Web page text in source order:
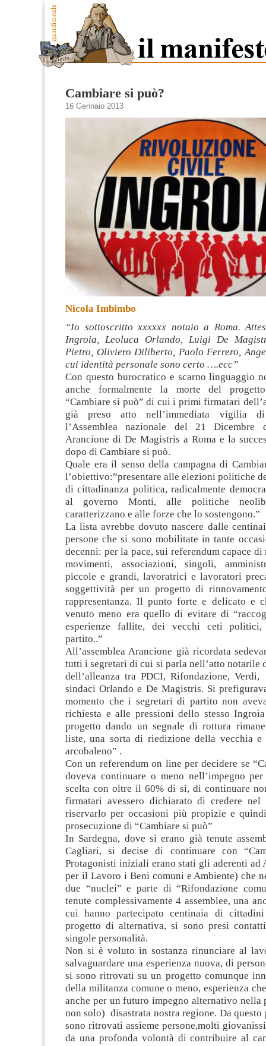
Cambiare si può?
16 Gennaio 2013
Nicola Imbimbo
“Io sottoscritto xxxxxx notaio a Roma.
Ingroia, Leoluca Orlando, Luigi De
Pietro, Oliviero Diliberto, Paolo Ferrero,
cui identità personale sono certo ….ecc”
Con questo burocratico e scarno linguaggio
anche formalmente la morte del
“Cambiare si può” di cui i primi firmatari
già preso atto nell’immediata vigilia
l’Assemblea nazionale del 21 Dicembre
Arancione di De Magistris a Roma e la
dopo di Cambiare si può.
Quale era il senso della campagna di
l’obiettivo:”presentare alle elezioni politiche
di cittadinanza politica, radicalmente
al governo Monti, alle politiche
caratterizzano e alle forze che lo sostengono.”
La lista avrebbe dovuto nascere dalle
persone che si sono mobilitate in tante
decenni: per la pace, sui referendum capace di
movimenti, associazioni, singoli,
piccole e grandi, lavoratrici e lavoratori
soggettività per un progetto di
rappresentanza. Il punto forte e delicato e
venuto meno era quello di evitare di
esperienze fallite, dei vecchi ceti
partito..”
All’assemblea Arancione già ricordata
tutti i segretari di cui si parla nell’atto notarile
dell’alleanza tra PDCI, Rifondazione,
sindaci Orlando e De Magistris. Si
momento che i segretari di partito non
richiesta e alle pressioni dello stesso
progetto dando un segnale di rottura
liste, una sorta di riedizione della vecchia e
arcobaleno” .
Con un referendum on line per decidere se
doveva continuare o meno nell’impegno
scelta con oltre il 60% di si, di continuare
firmatari avessero dichiarato di credere
riservarlo per occasioni più propizie e
prosecuzione di “Cambiare si può”
In Sardegna, dove si erano già tenute
Cagliari, si decise di continuare con
Protagonisti iniziali erano stati gli aderenti ad
per il Lavoro i Beni comuni e Ambiente) che
due “nuclei” e parte di “Rifondazione
tenute complessivamente 4 assemblee, una
cui hanno partecipato centinaia di
progetto di alternativa, si sono presi
singole personalità.
Non si è voluto in sostanza rinunciare al
salvaguardare una esperienza nuova, di
si sono ritrovati su un progetto comunque
della militanza comune o meno, esperienza
anche per un futuro impegno alternativo nella
non solo) disastrata nostra regione. Da
sono ritrovati assieme persone,molti
da una profonda volontà di contribuire al